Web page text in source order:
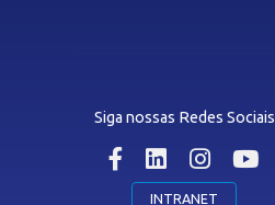
Siga nossas Redes Sociais
INTRANET